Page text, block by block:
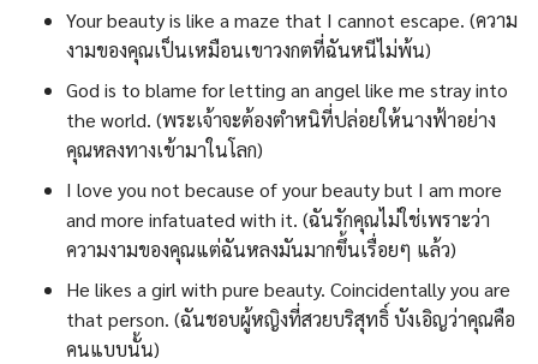
Your beauty is like a maze that I cannot escape. (ความ
งามของคุณเป็นเหมือนเขาวงกตที่ฉันหนีไม่พ้น)
God is to blame for letting an angel like me stray into
the world. (พระเจ้าจะต้องตำหนิที่ปล่อยให้นางฟ้าอย่าง
คุณหลงทางเข้ามาในโลก)
I love you not because of your beauty but I am more
and more infatuated with it. (ฉันรักคุณไม่ใช่เพราะว่า
ความงามของคุณแต่ฉันหลงมันมากขึ้นเรื่อยๆ แล้ว)
He likes a girl with pure beauty. Coincidentally you are
that person. (ฉันชอบผู้หญิงที่สวยบริสุทธิ์ บังเอิญว่าคุณคือ
คนแบบนั้น)